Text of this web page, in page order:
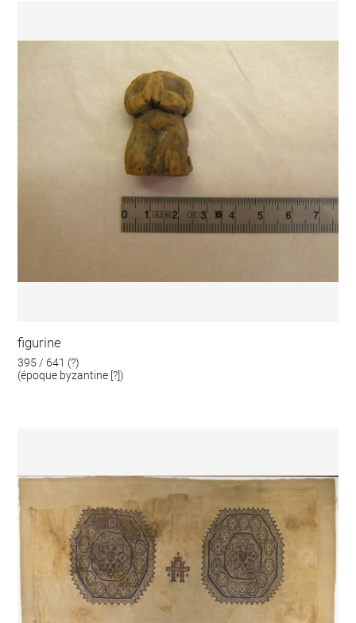
figurine
395 / 641 (?)
(époque byzantine [?])